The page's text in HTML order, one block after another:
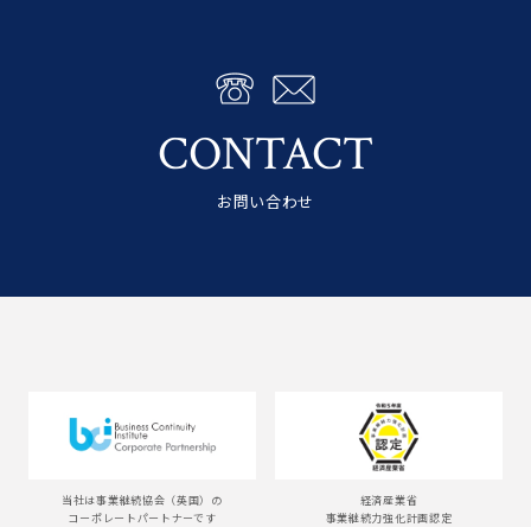
CONTACT
お問い合わせ
当社は事業継続協会（英国）の
コーポレートパートナーです
経済産業省
事業継続力強化計画認定